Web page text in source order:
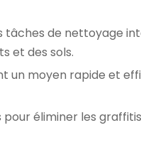
tâches de nettoyage
et des sols.
un moyen rapide et
éliminer les